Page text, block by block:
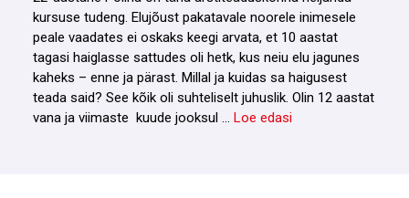
kursuse tudeng. Elujõust pakatavale noorele inimesele
peale vaadates ei oskaks keegi arvata, et 10 aastat
tagasi haiglasse sattudes oli hetk, kus neiu elu jagunes
kaheks – enne ja pärast. Millal ja kuidas sa haigusest
teada said? See kõik oli suhteliselt juhuslik. Olin 12 aastat
vana ja viimaste kuude jooksul … Loe edasi